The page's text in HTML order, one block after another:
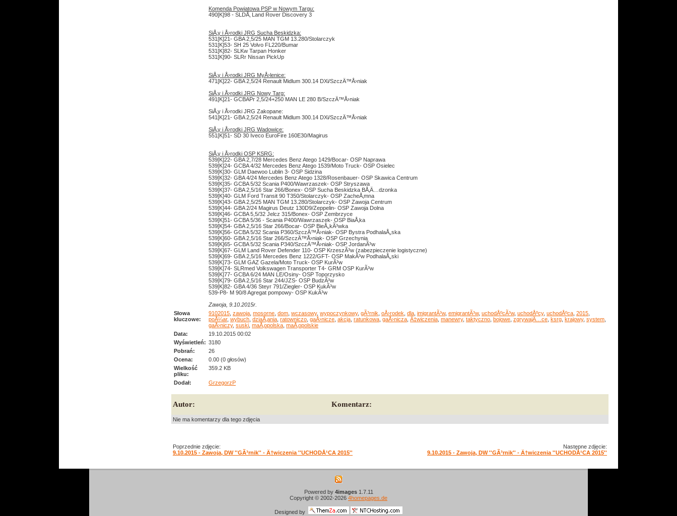
Komenda Powiatowa PSP w Nowym Targu:
490[K]98 - SLDÅ‚ Land Rover Discovery 3
SiÅ‚y i Å›rodki JRG Sucha Beskidzka:
531[K]21- GBA 2,5/25 MAN TGM 13.280/Stolarczyk
531[K]53- SH 25 Volvo FL220/Bumar
531[K]82- SLKw Tarpan Honker
531[K]90- SLRr Nissan PickUp
SiÅ‚y i Å›rodki JRG MyÅ›lenice:
471[K]22- GBA 2,5/24 Renault Midlum 300.14 DXi/SzczÄ™Å›niak
SiÅ‚y i Å›rodki JRG Nowy Targ:
491[K]21- GCBAPr 2,5/24+250 MAN LE 280 B/SzczÄ™Å›niak
SiÅ‚y i Å›rodki JRG Zakopane:
541[K]21- GBA 2,5/24 Renault Midlum 300.14 DXi/SzczÄ™Å›niak
SiÅ‚y i Å›rodki JRG Wadowice:
551[K]51- SD 30 Iveco EuroFire 160E30/Magirus
SiÅ‚y i Å›rodki OSP KSRG:
539[K]22- GBA 2,7/28 Mercedes Benz Atego 1429/Bocar- OSP Naprawa
539[K]24- GCBA 4/32 Mercedes Benz Atego 1539/Moto Truck- OSP Osielec
539[K]30- GLM Daewoo Lublin 3- OSP Sidzina
539[K]32- GBA 4/24 Mercedes Benz Atego 1328/Rosenbauer- OSP Skawica Centrum
539[K]35- GCBA 5/32 Scania P400/Wawrzaszek- OSP Stryszawa
539[K]37- GBA 2,5/16 Star 266/Bonex- OSP Sucha Beskidzka BÅ‚Ä…dzonka
539[K]40- GLM Ford Transit 90 T350/Stolarczyk- OSP ZacheÅ‚mna
539[K]43- GBA 2,5/25 MAN TGM 13.280/Stolarczyk- OSP Zawoja Centrum
539[K]44- GBA 2/24 Magirus Deutz 130D9/Zeppelin- OSP Zawoja Dolna
539[K]46- GCBA 5,5/32 Jelcz 315/Bonex- OSP Zembrzyce
539[K]51- GCBA 5/36 - Scania P400/Wawrzaszek- OSP BiaÅ‚ka
539[K]54- GBA 2,5/16 Star 266/Bocar- OSP BieÅ„kÃ³wka
539[K]56- GCBA 5/32 Scania P360/SzczÄ™Å›niak- OSP Bystra PodhalaÅ„ska
539[K]60- GBA 2,5/16 Star 266/SzczÄ™Å›niak- OSP Grzechynia
539[K]65- GCBA 5/32 Scania P340/SzczÄ™Å›niak- OSP JordanÃ³w
539[K]67- GLM Land Rover Defender 110- OSP KrzeszÃ³w (zabezpieczenie logistyczne)
539[K]69- GBA 2,5/16 Mercedes Benz 1222/GFT- OSP MakÃ³w PodhalaÅ„ski
539[K]73- GLM GAZ Gazela/Moto Truck- OSP KurÃ³w
539[K]74- SLRmed Volkswagen Transporter T4- GRM OSP KurÃ³w
539[K]77- GCBA 6/24 MAN LE/Osiny- OSP Toporzysko
539[K]79- GBA 2,5/16 Star 244/JZS- OSP BudzÃ³w
539[K]82- GBA 4/36 Steyr 791/Ziegler- OSP KukÃ³w
539-P8- M 90/8 Agregat pompowy- OSP KukÃ³w
Zawoja, 9.10.2015r.
Słowa
kluczowe:
9102015 zawoja mosorne dom wczasowy, wypoczynkowy, gÃ³rnik oÅ›rodek dla imigrantÃ³w, emigrantÃ³w, uchodÅºcÃ³w, uchodÅºcy, uchodÅºca 2015
poÅ¼ar, wybuch dziaÅ‚ania ratowniczo gaÅ›nicze akcja ratunkowa gaÅ›nicza Ä‡wiczenia manewry, taktyczno bojowe zgrywajÄ…ce ksrg krajowy, system
gaÅ›niczy, suski maÅ‚opolska maÅ‚opolskie
Data:
19.10.2015 00:02
Wyświetleń: 3180
Pobrań:
26
Ocena:
0.00 (0 głosów)
Wielkość
pliku:
359.2 KB
Dodał: GrzegorzP
Autor: Komentarz:
Nie ma komentarzy dla tego zdjęcia
Poprzednie zdjęcie:
9.10.2015 - Zawoja, DW ''GÃ³rnik'' - Ä†wiczenia ''UCHODÅ¹CA 2015''
Następne zdjęcie:
9.10.2015 - Zawoja, DW ''GÃ³rnik'' - Ä†wiczenia ''UCHODÅ¹CA 2015''
Powered by 4images1.7.11
Copyright © 2002-2026 4homepages.de
Designed by